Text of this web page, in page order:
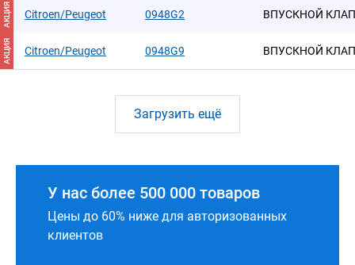
АКЦИЯ Citroen/Peugeot 0948G2 ВПУСКНОЙ
АКЦИЯ Citroen/Peugeot 0948G9 ВПУСКНОЙ
Загрузить ещё
У нас более 500 000 товаров
Цены до 60% ниже для авторизованных
клиентов